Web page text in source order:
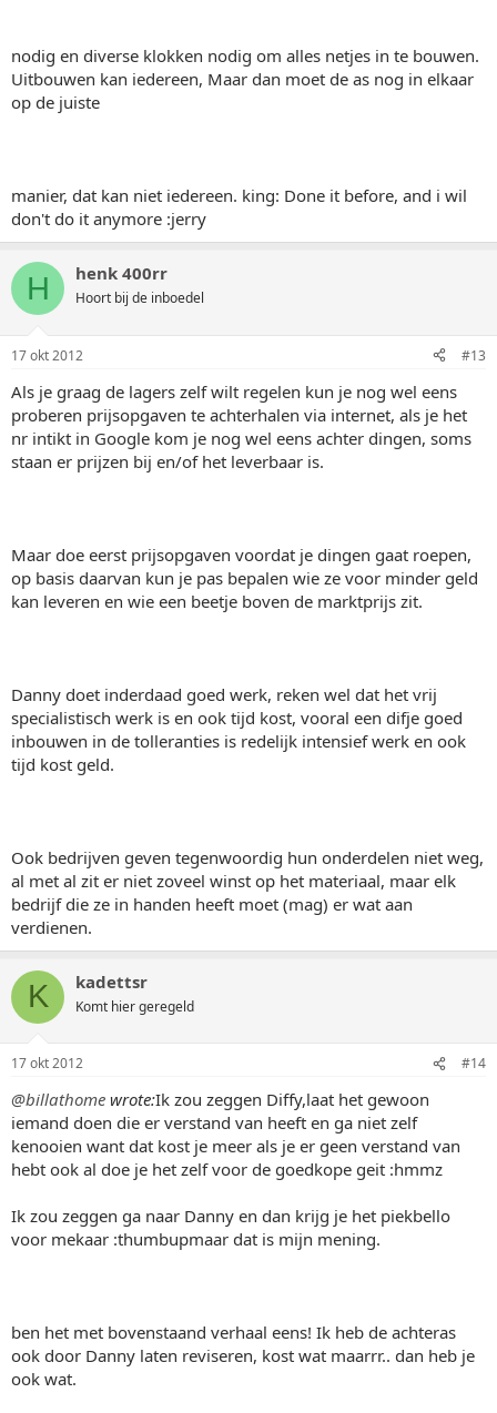
nodig en diverse klokken nodig om alles netjes in te bouwen.
Uitbouwen kan iedereen, Maar dan moet de as nog in elkaar
op de juiste
manier, dat kan niet iedereen. king: Done it before, and i wil
don't do it anymore :jerry
H henk 400rr
Hoort bij de inboedel
17 okt 2012 #13
Als je graag de lagers zelf wilt regelen kun je nog wel eens
proberen prijsopgaven te achterhalen via internet, als je het
nr intikt in Google kom je nog wel eens achter dingen, soms
staan er prijzen bij en/of het leverbaar is.
Maar doe eerst prijsopgaven voordat je dingen gaat roepen,
op basis daarvan kun je pas bepalen wie ze voor minder geld
kan leveren en wie een beetje boven de marktprijs zit.
Danny doet inderdaad goed werk, reken wel dat het vrij
specialistisch werk is en ook tijd kost, vooral een difje goed
inbouwen in de tolleranties is redelijk intensief werk en ook
tijd kost geld.
Ook bedrijven geven tegenwoordig hun onderdelen niet weg,
al met al zit er niet zoveel winst op het materiaal, maar elk
bedrijf die ze in handen heeft moet (mag) er wat aan
verdienen.
K kadettsr
Komt hier geregeld
17 okt 2012 #14
@billathome wrote:Ik zou zeggen Diffy,laat het gewoon
iemand doen die er verstand van heeft en ga niet zelf
kenooien want dat kost je meer als je er geen verstand van
hebt ook al doe je het zelf voor de goedkope geit :hmmz
Ik zou zeggen ga naar Danny en dan krijg je het piekbello
voor mekaar :thumbupmaar dat is mijn mening.
ben het met bovenstaand verhaal eens! Ik heb de achteras
ook door Danny laten reviseren, kost wat maarrr.. dan heb je
ook wat.